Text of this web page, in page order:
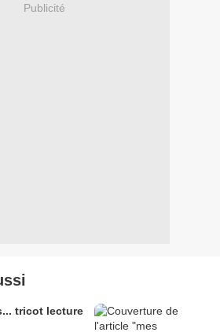
Publicité
tricot lecture